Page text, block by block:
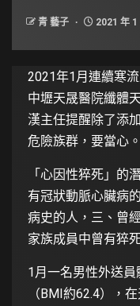
青 藝子 2021 年 1
2021年1月連續寒
中壢天晟醫院纖體
漢主任提醒除了添
危險族群，要當心。
「心因性猝死」的
有冠狀動脈心臟病
病史的人，三、曾
家族成員中曾有猝
1月一名男性外送
（BMI約62.4），